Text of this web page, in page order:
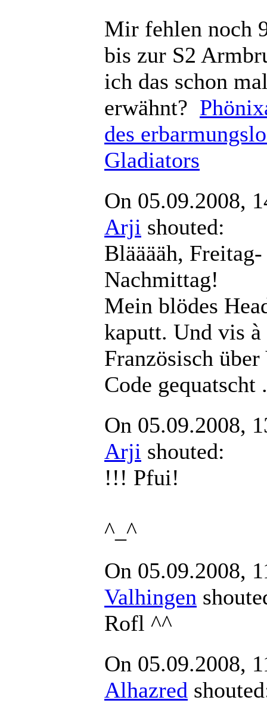
Mir fehlen noch
bis zur S2
ich das schon
erwähnt?
des
Gladiators
On 05.09.2008,
Arji shouted:
Blääääh, Freitag-
Nachmittag!
Mein blödes
kaputt. Und vis
Französisch
Code gequatscht
On 05.09.2008,
Arji shouted:
!!! Pfui!
^_^
On 05.09.2008,
Valhingen
Rofl ^^
On 05.09.2008,
Alhazred